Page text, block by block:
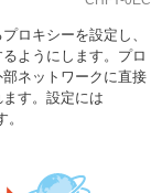
ロキシーを設定し、
ようにします。プロ
ネットワークに直接
す。設定には